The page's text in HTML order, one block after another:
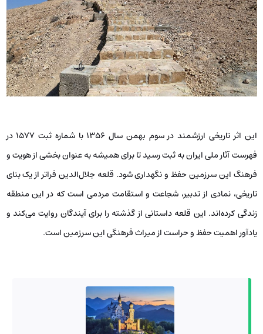
این اثر تاریخی ارزشمند در سوم بهمن سال ۱۳۵۶ با شماره ثبت ۱۵۷۷ در
فهرست آثار ملی ایران به ثبت رسید تا برای همیشه به عنوان بخشی از هویت و
فرهنگ این سرزمین حفظ و نگهداری شود. قلعه جلال‌الدین فراتر از یک بنای
تاریخی، نمادی از تدبیر، شجاعت و استقامت مردمی است که در این منطقه
زندگی کرده‌اند. این قلعه داستانی از گذشته را برای آیندگان روایت می‌کند و
یادآور اهمیت حفظ و حراست از میراث فرهنگی این سرزمین است.